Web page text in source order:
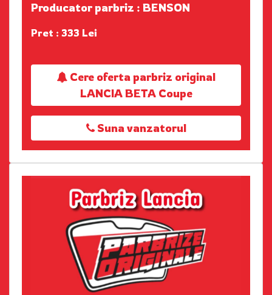
Producator parbriz : BENSON
Pret : 333 Lei
Cere oferta parbriz original
LANCIA BETA Coupe
Suna vanzatorul